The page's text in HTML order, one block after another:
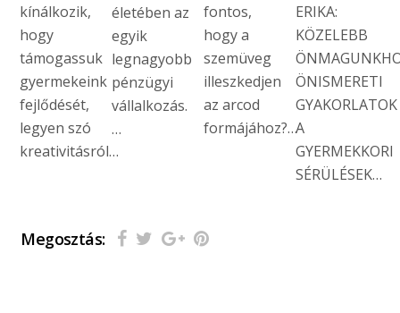
kínálkozik,
hogy
támogassuk
gyermekeink
fejlődését,
legyen szó
kreativitásról…
életében az
egyik
legnagyobb
pénzügyi
vállalkozás.
…
fontos,
hogy a
szemüveg
illeszkedjen
az arcod
formájához?…
ERIKA:
KÖZELEBB
ÖNISMERETI
GYAKORLATOK
A
GYERMEKKORI
SÉRÜLÉSEK…
Megosztás: